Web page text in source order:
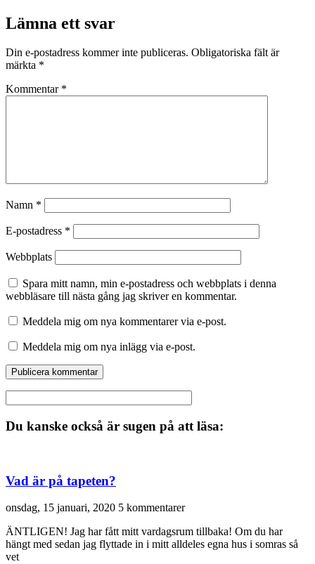
Lämna ett svar
Din e-postadress kommer inte publiceras. Obligatoriska fält är
märkta *
Kommentar *
Namn *
E-postadress *
Webbplats
Spara mitt namn, min e-postadress och webbplats i denna
webbläsare till nästa gång jag skriver en kommentar.
Meddela mig om nya kommentarer via e-post.
Meddela mig om nya inlägg via e-post.
Du kanske också är sugen på att läsa:
Vad är på tapeten?
onsdag, 15 januari, 2020 5 kommentarer
ÄNTLIGEN! Jag har fått mitt vardagsrum tillbaka! Om du har
hängt med sedan jag flyttade in i mitt alldeles egna hus i somras så
vet